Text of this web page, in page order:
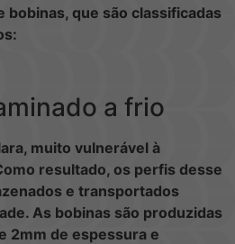
bobinas, que são classificadas
a frio
muito vulnerável à
resultado, os perfis desse
e transportados
As bobinas são produzidas
2mm de espessura e